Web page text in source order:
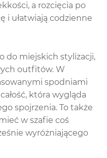
a rozcięcia po
i ułatwiają codzienne
do miejskich stylizacji,
outfitów. W
spodniami
która wygląda
spojrzenia. To także
w szafie coś
wyróżniającego